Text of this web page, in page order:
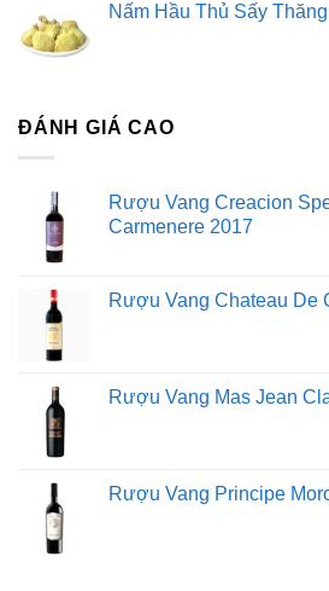
Nấm Hầu Thủ Sấy
ĐÁNH GIÁ CAO
Rượu Vang Creacion
Carmenere 2017
Rượu Vang Chateau De
Rượu Vang Mas Jean
Rượu Vang Principe